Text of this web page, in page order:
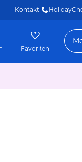
Kontakt
Favoriten